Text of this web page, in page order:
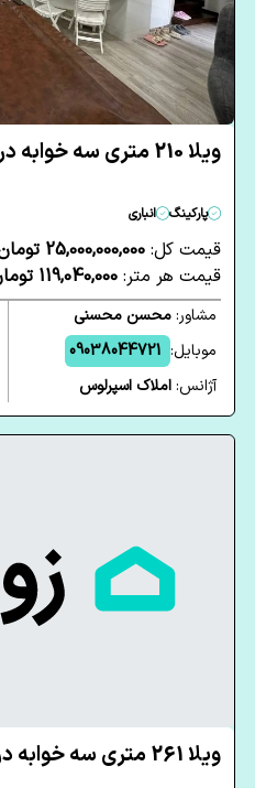
ویلا 210 متری سه خوابه در گلسار رشت
پارکینگ انباری
قیمت کل: 25,000,000,000 تومان
قیمت هر متر: 119,040,000 تومان
مشاور:محسن محسنی
موبایل: 09038044721
آژانس:املاک اسپرلوس
ویلا 261 متری سه خوابه در گلسار رشت